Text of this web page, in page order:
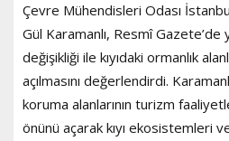
Çevre Mühendisleri Odası
Gül Karamanlı, Resmî Gazete’de
değişikliği ile kıyıdaki ormanlık
açılmasını değerlendirdi.
koruma alanlarının turizm
önünü açarak kıyı ekosistemleri